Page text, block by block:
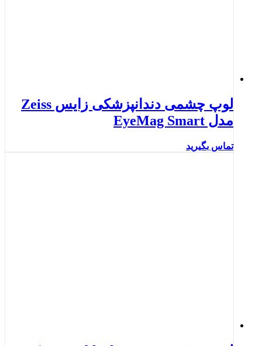
لوپ چشمی دندانپزشکی زایس Zeiss
مدل EyeMag Smart
تماس بگیرید